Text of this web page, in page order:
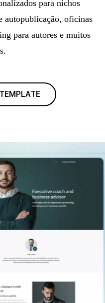
para nichos
autopublicação, oficinas
para autores e muitos